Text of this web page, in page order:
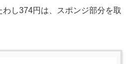
し374円は、スポンジ部分を取